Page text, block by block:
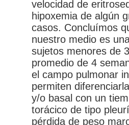
velocidad de
hipoxemia de algún
casos. Concluímos
nuestro medio es
sujetos menores de
promedio de 4
el campo pulmonar
permiten
y/o basal con un
torácico de tipo
pérdida de peso